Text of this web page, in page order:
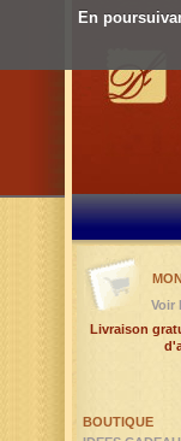
En
BOUTIQUE
Voir
Livraison